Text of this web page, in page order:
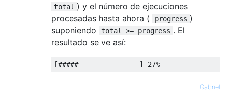
total ) y el número de ejecuciones
procesadas hasta ahora (
progress )
suponiendo
total >= progress . El
resultado se ve así:
[#####---------------] 27%
— Gabriel